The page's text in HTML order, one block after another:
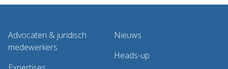
Advocaten & juridisch
medewerkers
Nieuws
Heads-up